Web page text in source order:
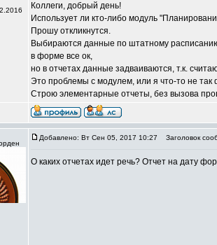
Коллеги, добрый день!
Использует ли кто-либо модуль
Прошу откликнутся.
Выбираются данные по штатному
в форме все ок,
но в отчетах данные задваиваются, т.к.
Это проблемы с модулем, или я что-то не
Строю элементарные отчеты, без вызова
Добавлено: Вт Сен 05, 2017 10:27 Заголовок
О каких отчетах идет речь? Отчет на дату